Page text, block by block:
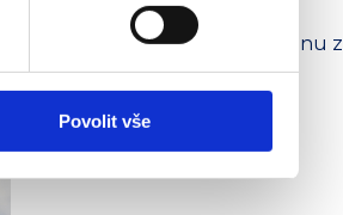
Povolit vše
kariéry.
dobrovolníky, což z něj činí jednu z
Foto: David Kraus / FOSFA Sport